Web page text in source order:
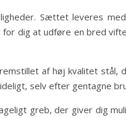
Sættet leveres
dig at udføre en bred
af høj kvalitet stål,
selv efter gentagne
greb, der giver dig